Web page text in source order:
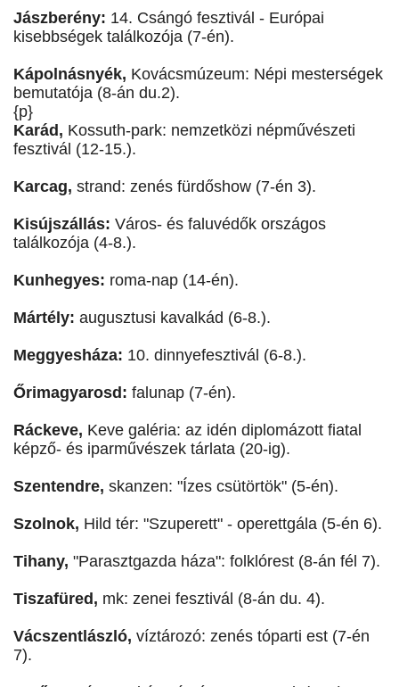
Jászberény: 14. Csángó fesztivál - Európai
kisebbségek találkozója (7-én).
Kápolnásnyék, Kovácsmúzeum: Népi mesterségek
bemutatója (8-án du.2).
{p}
Karád, Kossuth-park: nemzetközi népművészeti
fesztivál (12-15.).
Karcag, strand: zenés fürdőshow (7-én 3).
Kisújszállás: Város- és faluvédők országos
találkozója (4-8.).
Kunhegyes: roma-nap (14-én).
Mártély: augusztusi kavalkád (6-8.).
Meggyesháza: 10. dinnyefesztivál (6-8.).
Őrimagyarosd: falunap (7-én).
Ráckeve, Keve galéria: az idén diplomázott fiatal
képző- és iparművészek tárlata (20-ig).
Szentendre, skanzen: "Ízes csütörtök" (5-én).
Szolnok, Hild tér: "Szuperett" - operettgála (5-én 6).
Tihany, "Parasztgazda háza": folklórest (8-án fél 7).
Tiszafüred, mk: zenei fesztivál (8-án du. 4).
Vácszentlászló, víztározó: zenés tóparti est (7-én
7).